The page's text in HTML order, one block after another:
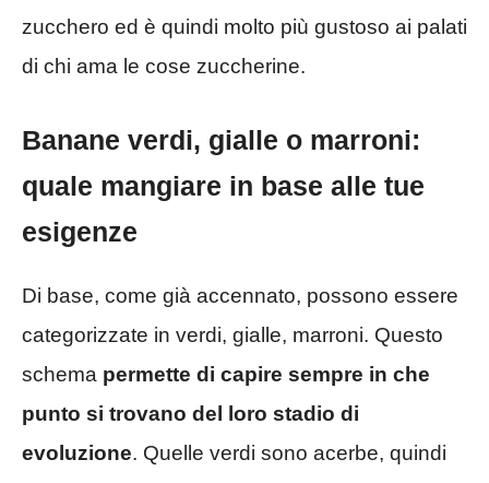
zucchero ed è quindi molto più gustoso ai palati
di chi ama le cose zuccherine.
Banane verdi, gialle o marroni:
quale mangiare in base alle tue
esigenze
Di base, come già accennato, possono essere
categorizzate in verdi, gialle, marroni. Questo
schema permette di capire sempre in che
punto si trovano del loro stadio di
evoluzione. Quelle verdi sono acerbe, quindi